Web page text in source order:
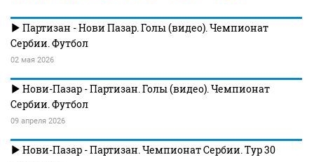
Партизан - Нови Пазар. Голы (видео). Чемпионат
Сербии. Футбол
02 мая 2026
Нови-Пазар - Партизан. Голы (видео). Чемпионат
Сербии. Футбол
09 апреля 2026
Нови-Пазар - Партизан. Чемпионат Сербии. Тур 30